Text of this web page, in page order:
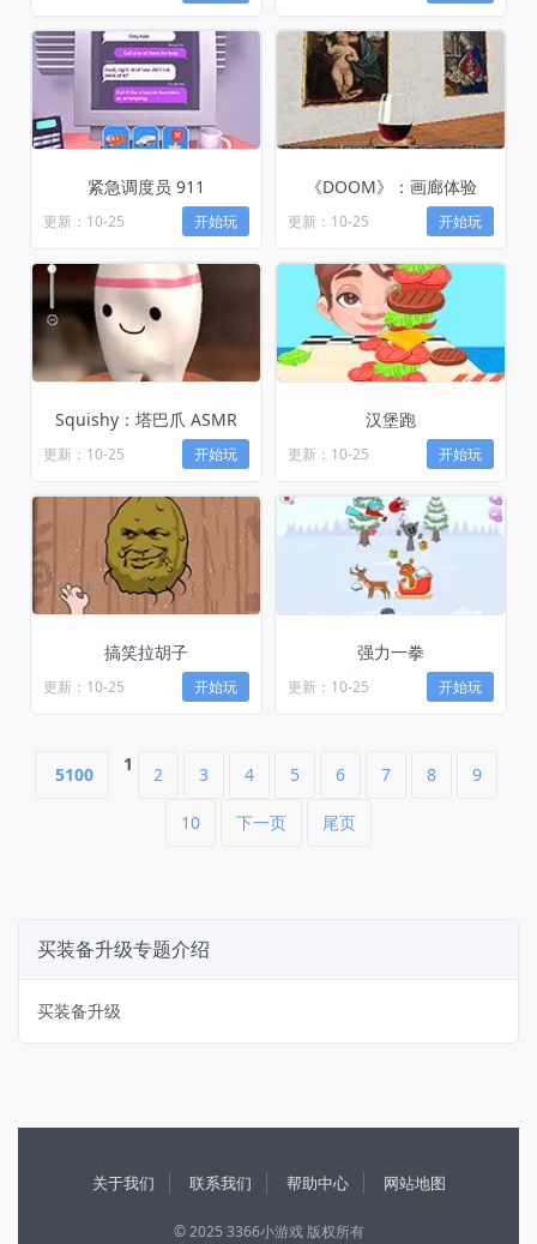
紧急调度员 911
更新：10-25 开始玩
《DOOM》：画廊体验
更新：10-25 开始玩
Squishy：塔巴爪 ASMR
更新：10-25 开始玩
汉堡跑
更新：10-25 开始玩
搞笑拉胡子
更新：10-25 开始玩
强力一拳
更新：10-25 开始玩
5100 1 2 3 4 5 6 7 8 9
10 下一页 尾页
买装备升级专题介绍
买装备升级
关于我们 联系我们 帮助中心 网站地图
© 2025 3366小游戏 版权所有